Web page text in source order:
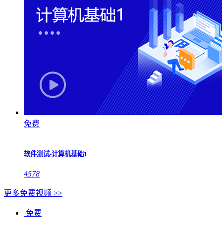
免费
软件测试-计算机基础1
4578
更多免费视频 >>
免费